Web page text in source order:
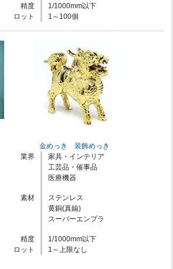
精度
1/1000mm以下
ロット
1～100個
金めっき 装飾めっき
業界
家具・インテリア
工芸品・催事品
医療機器
素材
ステンレス
黄銅(真鍮)
スーパーエンプラ
精度
1/1000mm以下
ロット
1～上限なし